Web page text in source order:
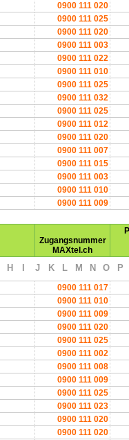
0900 111 020
0900 111 025
0900 111 020
0900 111 003
0900 111 022
0900 111 010
0900 111 025
0900 111 032
0900 111 025
0900 111 012
0900 111 020
0900 111 007
0900 111 015
0900 111 003
0900 111 010
0900 111 009
Zugangsnummer
MAXtel.ch
H J K L M N O P
0900 111 017
0900 111 010
0900 111 009
0900 111 020
0900 111 025
0900 111 002
0900 111 008
0900 111 009
0900 111 025
0900 111 023
0900 111 020
0900 111 020